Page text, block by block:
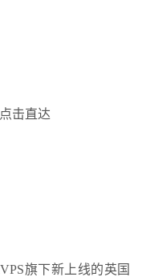
击直达
旗下新上线的英国